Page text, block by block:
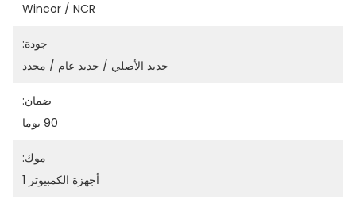
Wincor / NCR
جودة:
جديد الأصلي / جديد عام / مجدد
ضمان:
90 يوما
موك:
أجهزة الكمبيوتر 1